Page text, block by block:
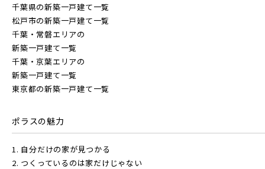
千葉県の新築一戸建て一覧
松戸市の新築一戸建て一覧
千葉・常磐エリアの
新築一戸建て一覧
千葉・京葉エリアの
新築一戸建て一覧
東京都の新築一戸建て一覧
ポラスの魅力
1. 自分だけの家が見つかる
2. つくっているのは家だけじゃない